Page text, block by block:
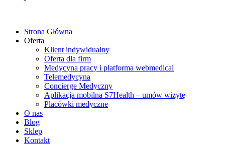
Strona Główna
Oferta
Klient indywidualny
Oferta dla firm
Medycyna pracy i platforma webmedical
Telemedycyna
Concierge Medyczny
Aplikacja mobilna S7Health – umów wizytę
Placówki medyczne
O nas
Blog
Sklep
Kontakt